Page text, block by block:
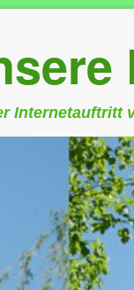
Internetauftritt